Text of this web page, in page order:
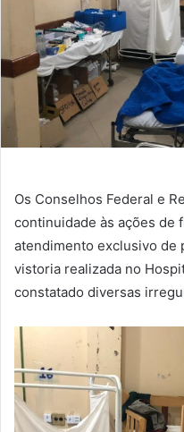
Os Conselhos Federal e
continuidade às ações de
atendimento exclusivo de
vistoria realizada no
constatado diversas